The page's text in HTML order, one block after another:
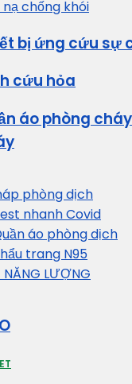
nạ chống khói
bị ứng cứu sự
cứu hỏa
áo phòng
phòng dịch
nhanh Covid
áo phòng dịch
trang N95
NĂNG LƯỢNG